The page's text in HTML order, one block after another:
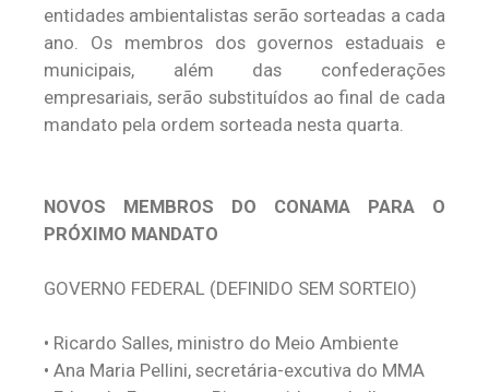
entidades ambientalistas serão sorteadas a cada
ano. Os membros dos governos estaduais e
municipais, além das confederações
empresariais, serão substituídos ao final de cada
mandato pela ordem sorteada nesta quarta.
NOVOS MEMBROS DO CONAMA PARA O
PRÓXIMO MANDATO
GOVERNO FEDERAL (DEFINIDO SEM SORTEIO)
• Ricardo Salles, ministro do Meio Ambiente
• Ana Maria Pellini, secretária-excutiva do MMA